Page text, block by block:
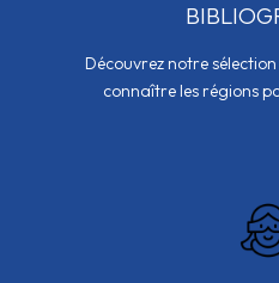
Découvrez notre
connaître les régions